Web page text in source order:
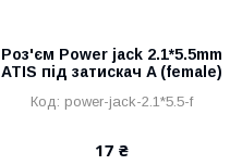
Роз'єм Power jack 2.1*5.5mm
ATIS під затискач A (female)
power-jack-2.1*5.5-f
17 ₴